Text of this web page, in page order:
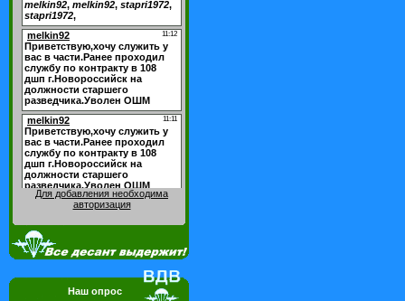
Для добавления необходима
авторизация
Наш опрос